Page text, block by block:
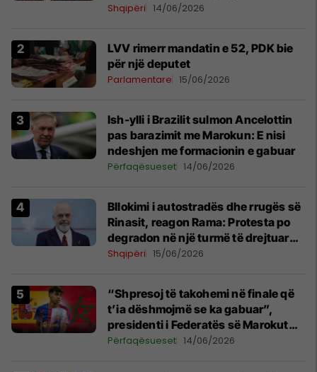
Shqipëri 14/06/2026
LVV rimerr mandatin e 52, PDK bie
për një deputet
Parlamentare 15/06/2026
Ish-ylli i Brazilit sulmon Ancelottin
pas barazimit me Marokun: E nisi
ndeshjen me formacionin e gabuar
Përfaqësueset 14/06/2026
Bllokimi i autostradës dhe rrugës së
Rinasit, reagon Rama: Protesta po
degradon në një turmë të drejtuar
nga mendje të liga
Shqipëri 15/06/2026
“Shpresoj të takohemi në finale që
t’ia dëshmojmë se ka gabuar”,
presidenti i Federatës së Marokut
mesazh Lamine Yamalit
Përfaqësueset 14/06/2026